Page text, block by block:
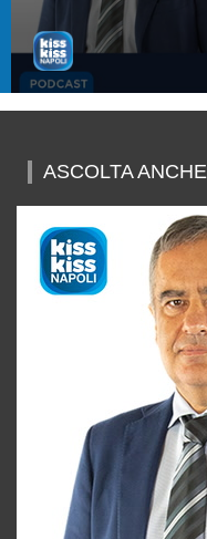
minutes,
28
seconds
ASCOLTA ANCHE